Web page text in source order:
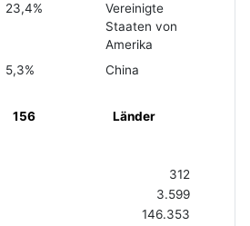
23,4%
Vereinigte
Staaten von
Amerika
5,3%
China
156 Länder
312
3.599
146.353